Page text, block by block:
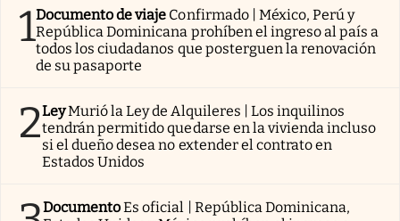
1Documento de viaje Confirmado | México, Perú y
República Dominicana prohíben el ingreso al país a
todos los ciudadanos que posterguen la renovación
de su pasaporte
2LeyMurió la Ley de Alquileres | Los inquilinos
tendrán permitido quedarse en la vivienda incluso
si el dueño desea no extender el contrato en
Estados Unidos
DocumentoEs oficial | República Dominicana,